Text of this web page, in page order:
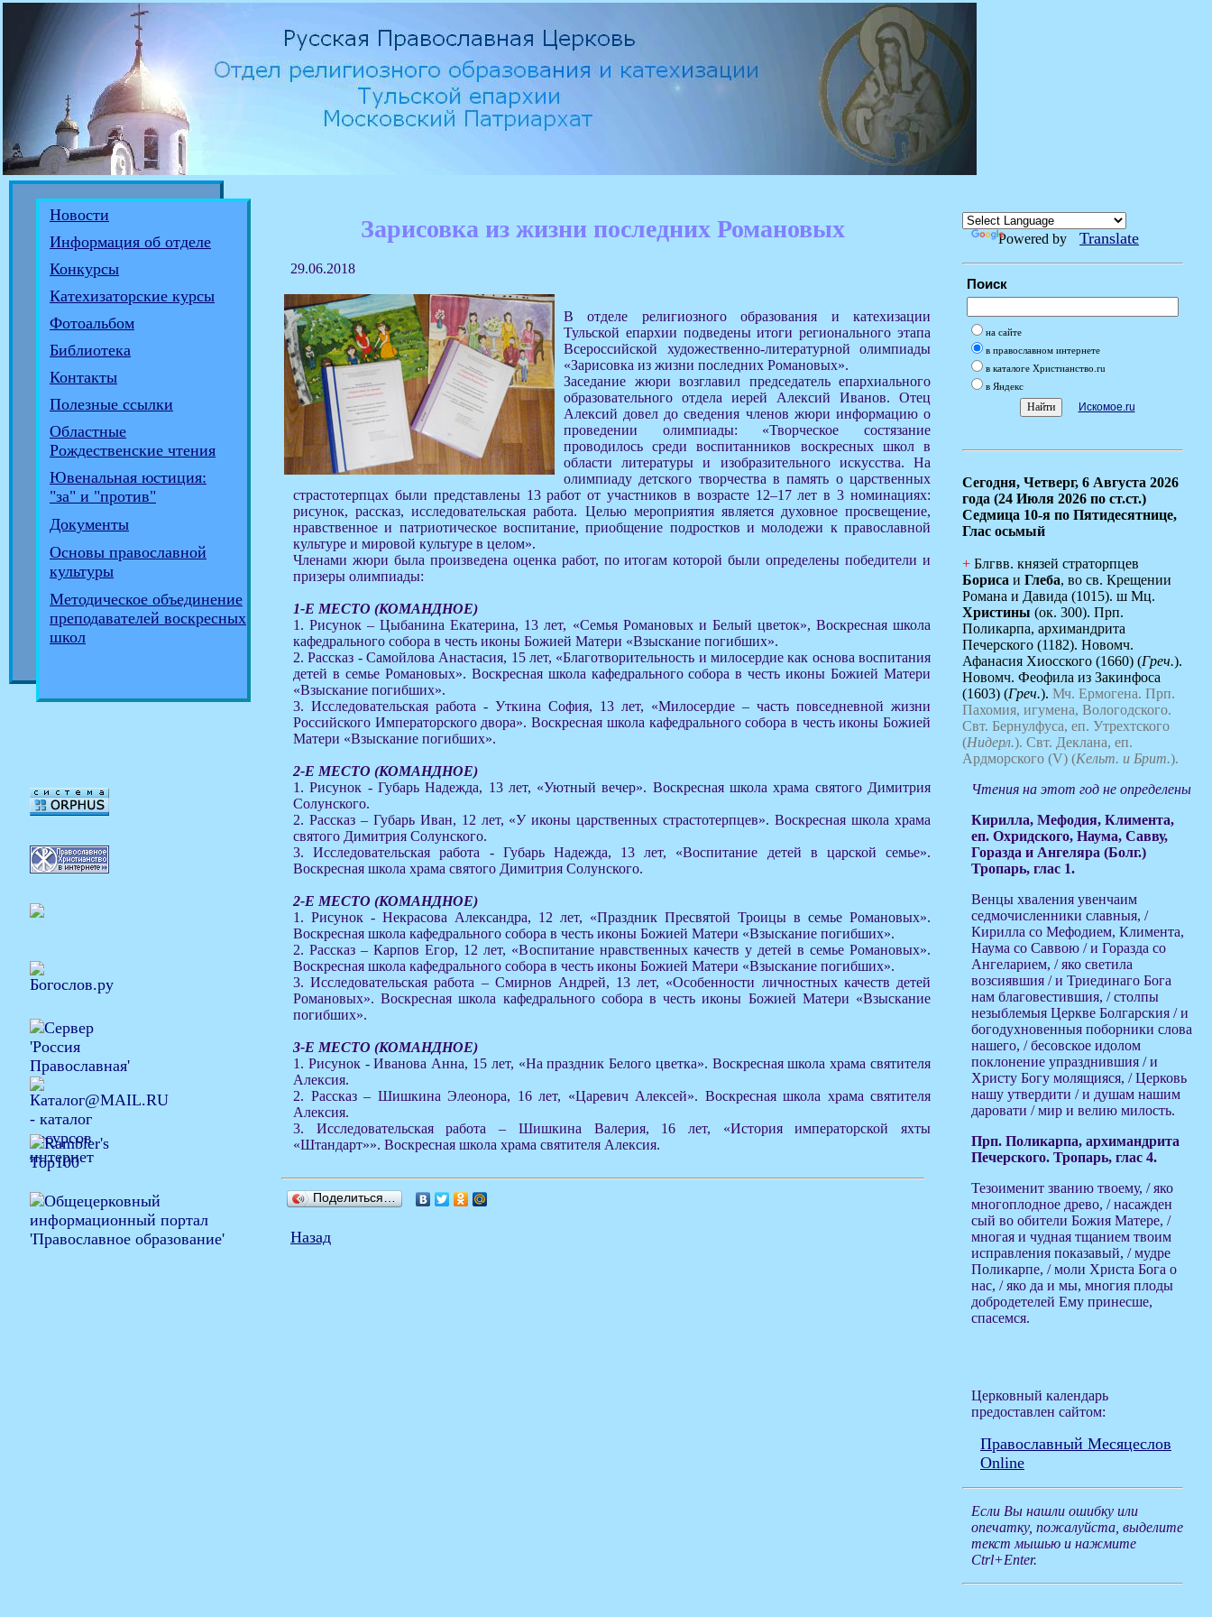
Новости
Информация об отделе
Конкурсы
Катехизаторские курсы
Фотоальбом
Библиотека
Контакты
Полезные ссылки
Областные
Рождественские чтения
Ювенальная юстиция:
"за" и "против"
Документы
Основы православной
культуры
Методическое объединение
преподавателей воскресных
школ
Зарисовка из жизни последних Романовых
29.06.2018
В отделе религиозного образования и катехизации
Тульской епархии подведены итоги регионального этапа
Всероссийской художественно-литературной олимпиады
«Зарисовка из жизни последних Романовых».
Заседание жюри возглавил председатель епархиального
образовательного отдела иерей Алексий Иванов. Отец
Алексий довел до сведения членов жюри информацию о
проведении олимпиады: «Творческое состязание
проводилось среди воспитанников воскресных школ в
области литературы и изобразительного искусства. На
олимпиаду детского творчества в память о царственных
страстотерпцах были представлены 13 работ от участников в возрасте 12–17 лет в 3 номинациях:
рисунок, рассказ, исследовательская работа. Целью мероприятия является духовное просвещение,
нравственное и патриотическое воспитание, приобщение подростков и молодежи к православной
культуре и мировой культуре в целом».
Членами жюри была произведена оценка работ, по итогам которой были определены победители и
призеры олимпиады:
1-Е МЕСТО (КОМАНДНОЕ)
1. Рисунок – Цыбанина Екатерина, 13 лет, «Семья Романовых и Белый цветок», Воскресная школа
кафедрального собора в честь иконы Божией Матери «Взыскание погибших».
2. Рассказ - Самойлова Анастасия, 15 лет, «Благотворительность и милосердие как основа воспитания
детей в семье Романовых». Воскресная школа кафедрального собора в честь иконы Божией Матери
«Взыскание погибших».
3. Исследовательская работа - Уткина София, 13 лет, «Милосердие – часть повседневной жизни
Российского Императорского двора». Воскресная школа кафедрального собора в честь иконы Божией
Матери «Взыскание погибших».
2-Е МЕСТО (КОМАНДНОЕ)
1. Рисунок - Губарь Надежда, 13 лет, «Уютный вечер». Воскресная школа храма святого Димитрия
Солунского.
2. Рассказ – Губарь Иван, 12 лет, «У иконы царственных страстотерпцев». Воскресная школа храма
святого Димитрия Солунского.
3. Исследовательская работа - Губарь Надежда, 13 лет, «Воспитание детей в царской семье».
Воскресная школа храма святого Димитрия Солунского.
2-Е МЕСТО (КОМАНДНОЕ)
1. Рисунок - Некрасова Александра, 12 лет, «Праздник Пресвятой Троицы в семье Романовых».
Воскресная школа кафедрального собора в честь иконы Божией Матери «Взыскание погибших».
2. Рассказ – Карпов Егор, 12 лет, «Воспитание нравственных качеств у детей в семье Романовых».
Воскресная школа кафедрального собора в честь иконы Божией Матери «Взыскание погибших».
3. Исследовательская работа – Смирнов Андрей, 13 лет, «Особенности личностных качеств детей
Романовых». Воскресная школа кафедрального собора в честь иконы Божией Матери «Взыскание
погибших».
3-Е МЕСТО (КОМАНДНОЕ)
1. Рисунок - Иванова Анна, 15 лет, «На праздник Белого цветка». Воскресная школа храма святителя
Алексия.
2. Рассказ – Шишкина Элеонора, 16 лет, «Царевич Алексей». Воскресная школа храма святителя
Алексия.
3. Исследовательская работа – Шишкина Валерия, 16 лет, «История императорской яхты
«Штандарт»». Воскресная школа храма святителя Алексия.
Поделиться…
Назад
Powered by Translate
Поиск
на сайте
в православном интернете
в каталоге Христианство.ru
в Яндекс
Искомое.ru
Сегодня, Четверг, 6 Августа 2026
года (24 Июля 2026 по ст.ст.)
Седмица 10-я по Пятидесятнице,
Глас осьмый
+ Блгвв. князей страторпцев
Бориса и Глеба, во св. Крещении
Романа и Давида (1015). ш Мц.
Христины (ок. 300). Прп.
Поликарпа, архимандрита
Печерского (1182). Новомч.
Афанасия Хиосского (1660) (Греч.).
Новомч. Феофила из Закинфоса
(1603) (Греч.). Мч. Ермогена. Прп.
Пахомия, игумена, Вологодского.
Свт. Бернулфуса, еп. Утрехтского
(Нидерл.). Свт. Деклана, еп.
Ардморского (V) (Кельт. и Брит.).
Чтения на этот год не определены
Кирилла, Мефодия, Климента,
еп. Охридского, Наума, Савву,
Горазда и Ангеляра (Болг.)
Тропарь, глас 1.
Венцы хваления увенчаим
седмочисленники славныя, /
Кирилла со Мефодием, Климента,
Наума со Саввою / и Горазда со
Ангеларием, / яко светила
возсиявшия / и Триединаго Бога
нам благовестившия, / столпы
незыблемыя Церкве Болгарския / и
богодухновенныя поборники слова
нашего, / бесовское идолом
поклонение упразднившия / и
Христу Богу молящияся, / Церковь
нашу утвердити / и душам нашим
даровати / мир и велию милость.
Прп. Поликарпа, архимандрита
Печерского. Тропарь, глас 4.
Тезоименит званию твоему, / яко
многоплодное древо, / насажден
сый во обители Божия Матере, /
многая и чудная тщанием твоим
исправления показавый, / мудре
Поликарпе, / моли Христа Бога о
нас, / яко да и мы, многия плоды
добродетелей Ему принесше,
спасемся.
Церковный календарь
предоставлен сайтом:
Православный Месяцеслов
Online
Если Вы нашли ошибку или
опечатку, пожалуйста, выделите
текст мышью и нажмите
Ctrl+Enter.